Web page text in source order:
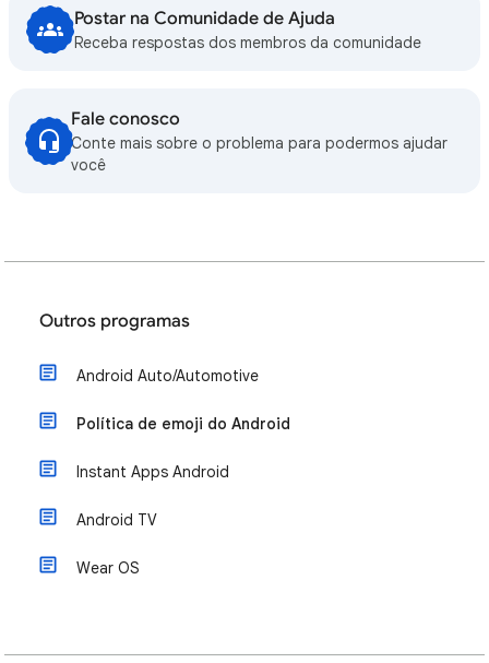
Postar na Comunidade de Ajuda
Receba respostas dos membros da comunidade
Fale conosco
Conte mais sobre o problema para podermos ajudar
você
Outros programas
Android Auto/Automotive
Política de emoji do Android
Instant Apps Android
Android TV
Wear OS